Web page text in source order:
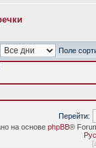
Поле
Перейти:
на основе phpBB®
[